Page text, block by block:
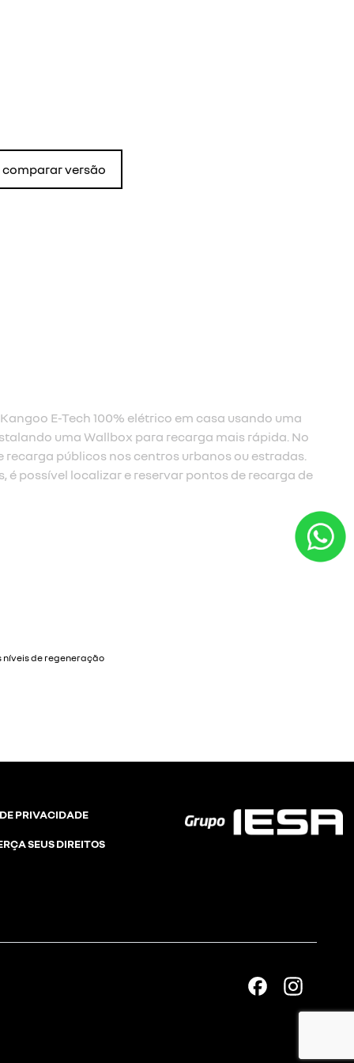
comparar versão
O modo B1 é um modo regenerativo
vias rápidas. Com o B2, você tem uma
um carro à combustão. Já o B3, o nível
aproveitar melhor os engarrafamentos e
PRIVACIDADE
SEUS DIREITOS